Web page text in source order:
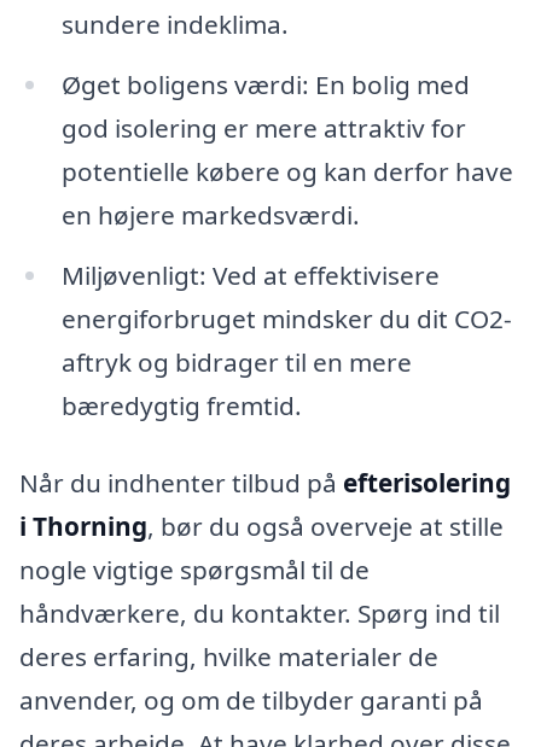
sundere indeklima.
Øget boligens værdi: En bolig med
god isolering er mere attraktiv for
potentielle købere og kan derfor have
en højere markedsværdi.
Miljøvenligt: Ved at effektivisere
energiforbruget mindsker du dit CO2-
aftryk og bidrager til en mere
bæredygtig fremtid.
Når du indhenter tilbud på efterisolering
i Thorning, bør du også overveje at stille
nogle vigtige spørgsmål til de
håndværkere, du kontakter. Spørg ind til
deres erfaring, hvilke materialer de
anvender, og om de tilbyder garanti på